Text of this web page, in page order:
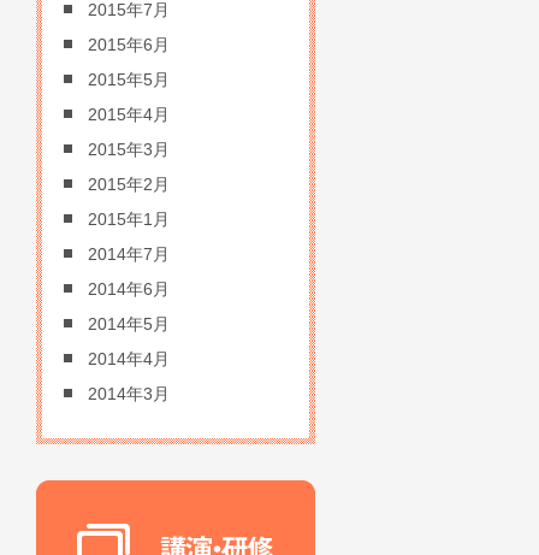
2015年7月
2015年6月
2015年5月
2015年4月
2015年3月
2015年2月
2015年1月
2014年7月
2014年6月
2014年5月
2014年4月
2014年3月